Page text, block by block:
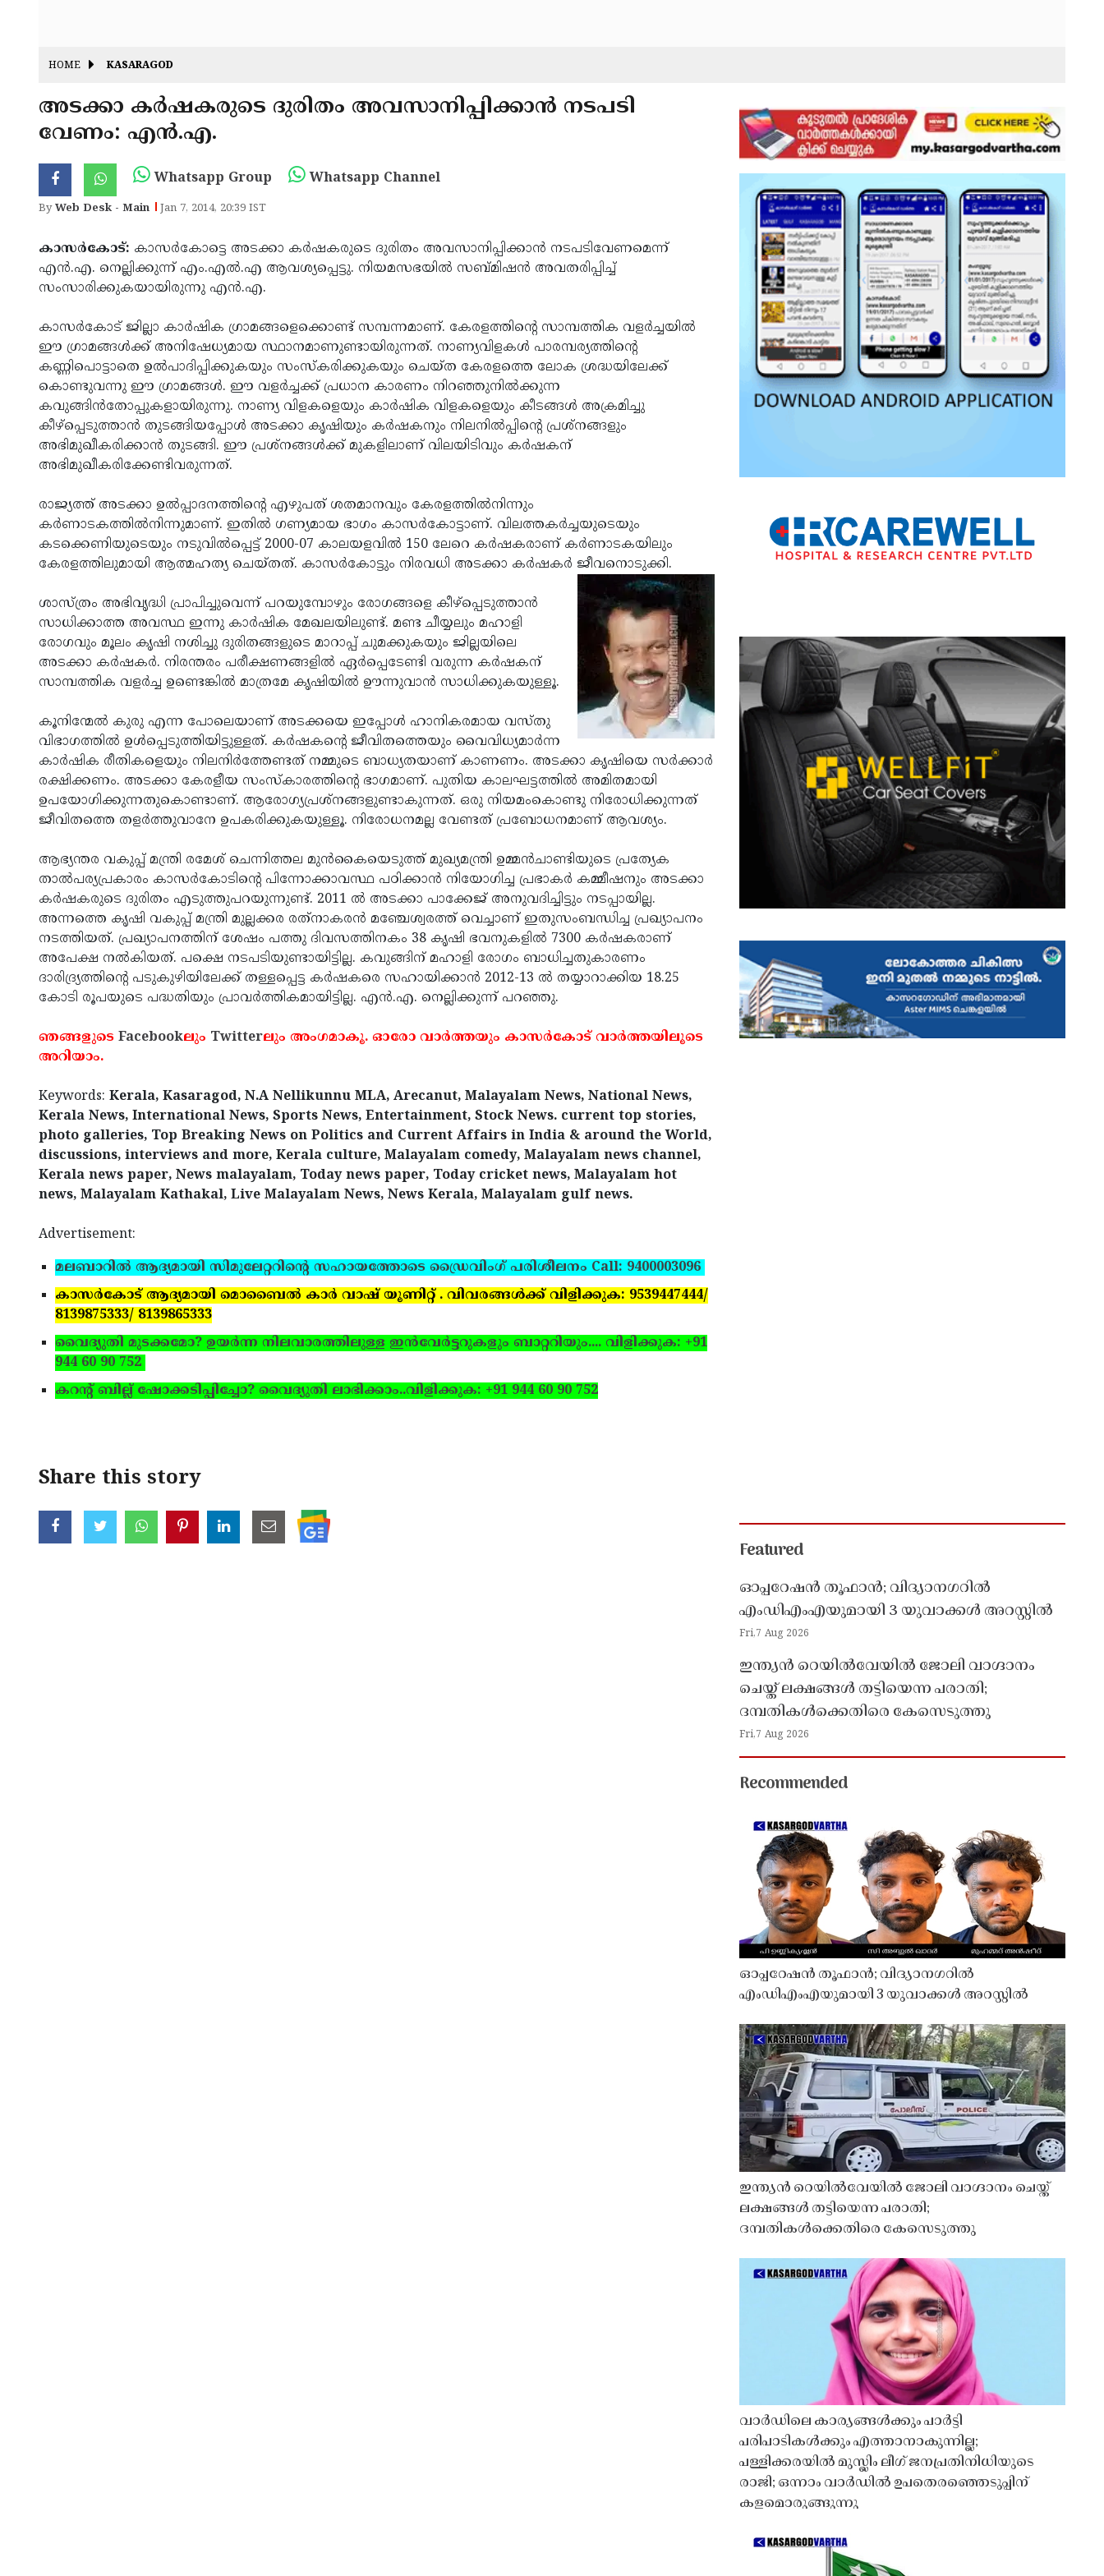
HOME KASARAGOD
അടക്കാ കര്‍ഷകരുടെ ദുരിതം അവസാനിപ്പിക്കാന്‍ നടപടി
വേണം: എന്‍.എ.
Whatsapp Group Whatsapp Channel
ByWeb Desk - Main Jan 7, 2014, 20:39 IST
കാസര്‍കോട്: കാസര്‍കോട്ടെ അടക്കാ കര്‍ഷകരുടെ ദുരിതം അവസാനിപ്പിക്കാന്‍ നടപടിവേണമെന്ന്
എന്‍.എ. നെല്ലിക്കുന്ന് എം.എല്‍.എ ആവശ്യപ്പെട്ടു. നിയമസഭയില്‍ സബ്മിഷന്‍ അവതരിപ്പിച്ച്
സംസാരിക്കുകയായിരുന്നു എന്‍.എ.
കാസര്‍കോട് ജില്ലാ കാര്‍ഷിക ഗ്രാമങ്ങളെക്കൊണ്ട് സമ്പന്നമാണ്. കേരളത്തിന്റെ സാമ്പത്തിക വളര്‍ച്ചയില്‍
ഈ ഗ്രാമങ്ങള്‍ക്ക് അനിഷേധ്യമായ സ്ഥാനമാണുണ്ടായിരുന്നത്. നാണ്യവിളകള്‍ പാരമ്പര്യത്തിന്റെ
കണ്ണിപൊട്ടാതെ ഉല്‍പാദിപ്പിക്കുകയും സംസ്‌കരിക്കുകയും ചെയ്ത കേരളത്തെ ലോക ശ്രദ്ധയിലേക്ക്
കൊണ്ടുവന്നു ഈ ഗ്രാമങ്ങള്‍. ഈ വളര്‍ച്ചക്ക് പ്രധാന കാരണം നിറഞ്ഞുനില്‍ക്കുന്ന
കവുങ്ങിന്‍തോപ്പുകളായിരുന്നു. നാണ്യ വിളകളെയും കാര്‍ഷിക വിളകളെയും കീടങ്ങള്‍ അക്രമിച്ചു
കീഴ്‌പ്പെടുത്താന്‍ തുടങ്ങിയപ്പോള്‍ അടക്കാ കൃഷിയും കര്‍ഷകനും നിലനില്‍പ്പിന്റെ പ്രശ്‌നങ്ങളും
അഭിമുഖീകരിക്കാന്‍ തുടങ്ങി. ഈ പ്രശ്‌നങ്ങള്‍ക്ക് മുകളിലാണ് വിലയിടിവും കര്‍ഷകന്
അഭിമുഖീകരിക്കേണ്ടിവരുന്നത്.
രാജ്യത്ത് അടക്കാ ഉല്‍പ്പാദനത്തിന്റെ എഴുപത് ശതമാനവും കേരളത്തില്‍നിന്നും
കര്‍ണാടകത്തില്‍നിന്നുമാണ്. ഇതില്‍ ഗണ്യമായ ഭാഗം കാസര്‍കോട്ടാണ്. വിലത്തകര്‍ച്ചയുടെയും
കടക്കെണിയുടെയും നടുവില്‍പ്പെട്ട് 2000-07 കാലയളവില്‍ 150 ലേറെ കര്‍ഷകരാണ് കര്‍ണാടകയിലും
കേരളത്തിലുമായി ആത്മഹത്യ ചെയ്തത്. കാസര്‍കോട്ടും നിരവധി അടക്കാ കര്‍ഷകര്‍ ജീവനൊടുക്കി.
ശാസ്ത്രം അഭിവൃദ്ധി പ്രാപിച്ചുവെന്ന് പറയുമ്പോഴും രോഗങ്ങളെ കീഴ്‌പ്പെടുത്താന്‍
സാധിക്കാത്ത അവസ്ഥ ഇന്നു കാര്‍ഷിക മേഖലയിലുണ്ട്. മണ്ട ചീയ്യലും മഹാളി
രോഗവും മൂലം കൃഷി നശിച്ചു ദുരിതങ്ങളുടെ മാറാപ്പ് ചുമക്കുകയും ജില്ലയിലെ
അടക്കാ കര്‍ഷകര്‍. നിരന്തരം പരീക്ഷണങ്ങളില്‍ ഏര്‍പ്പെടേണ്ടി വരുന്ന കര്‍ഷകന്
സാമ്പത്തിക വളര്‍ച്ച ഉണ്ടെങ്കില്‍ മാത്രമേ കൃഷിയില്‍ ഊന്നുവാന്‍ സാധിക്കുകയുള്ളൂ.
കൂനിന്മേല്‍ കുരു എന്ന പോലെയാണ് അടക്കയെ ഇപ്പോള്‍ ഹാനികരമായ വസ്തു
വിഭാഗത്തില്‍ ഉള്‍പ്പെടുത്തിയിട്ടുള്ളത്. കര്‍ഷകന്റെ ജീവിതത്തെയും വൈവിധ്യമാര്‍ന്ന
കാര്‍ഷിക രീതികളെയും നിലനിര്‍ത്തേണ്ടത് നമ്മുടെ ബാധ്യതയാണ് കാണണം. അടക്കാ കൃഷിയെ സര്‍ക്കാര്‍
രക്ഷിക്കണം. അടക്കാ കേരളീയ സംസ്‌കാരത്തിന്റെ ഭാഗമാണ്. പുതിയ കാലഘട്ടത്തില്‍ അമിതമായി
ഉപയോഗിക്കുന്നതുകൊണ്ടാണ്. ആരോഗ്യപ്രശ്‌നങ്ങളുണ്ടാകുന്നത്. ഒരു നിയമംകൊണ്ടു നിരോധിക്കുന്നത്
ജീവിതത്തെ തളര്‍ത്തുവാനേ ഉപകരിക്കുകയുള്ളൂ. നിരോധനമല്ല വേണ്ടത് പ്രബോധനമാണ് ആവശ്യം.
ആഭ്യന്തര വകുപ്പ് മന്ത്രി രമേശ് ചെന്നിത്തല മുന്‍കൈയെടുത്ത് മുഖ്യമന്ത്രി ഉമ്മന്‍ചാണ്ടിയുടെ പ്രത്യേക
താല്‍പര്യപ്രകാരം കാസര്‍കോടിന്റെ പിന്നോക്കാവസ്ഥ പഠിക്കാന്‍ നിയോഗിച്ച പ്രഭാകര്‍ കമ്മീഷനും അടക്കാ
കര്‍ഷകരുടെ ദുരിതം എടുത്തുപറയുന്നുണ്ട്. 2011 ല്‍ അടക്കാ പാക്കേജ് അനുവദിച്ചിട്ടും നടപ്പായില്ല.
അന്നത്തെ കൃഷി വകുപ്പ് മന്ത്രി മുല്ലക്കര രത്‌നാകരന്‍ മഞ്ചേശ്വരത്ത് വെച്ചാണ് ഇതുസംബന്ധിച്ച പ്രഖ്യാപനം
നടത്തിയത്. പ്രഖ്യാപനത്തിന് ശേഷം പത്തു ദിവസത്തിനകം 38 കൃഷി ഭവനുകളില്‍ 7300 കര്‍ഷകരാണ്
അപേക്ഷ നല്‍കിയത്. പക്ഷെ നടപടിയുണ്ടായിട്ടില്ല. കവുങ്ങിന് മഹാളി രോഗം ബാധിച്ചതുകാരണം
ദാരിദ്ര്യത്തിന്റെ പടുകുഴിയിലേക്ക് തള്ളപ്പെട്ട കര്‍ഷകരെ സഹായിക്കാന്‍ 2012-13 ല്‍ തയ്യാറാക്കിയ 18.25
കോടി രൂപയുടെ പദ്ധതിയും പ്രാവര്‍ത്തികമായിട്ടില്ല. എന്‍.എ. നെല്ലിക്കുന്ന് പറഞ്ഞു.
ഞങ്ങളുടെ Facebookലും Twitterലും അംഗമാകൂ. ഓരോ വാര്‍ത്തയും കാസര്‍കോട് വാര്‍ത്തയിലൂടെ
അറിയാം.
Keywords: Kerala, Kasaragod, N.A Nellikunnu MLA, Arecanut, Malayalam News, National News,
Kerala News, International News, Sports News, Entertainment, Stock News. current top stories,
photo galleries, Top Breaking News on Politics and Current Affairs in India & around the World,
discussions, interviews and more, Kerala culture, Malayalam comedy, Malayalam news channel,
Kerala news paper, News malayalam, Today news paper, Today cricket news, Malayalam hot
news, Malayalam Kathakal, Live Malayalam News, News Kerala, Malayalam gulf news.
Advertisement:
മലബാറില്‍ ആദ്യമായി സിമുലേറ്ററിന്റെ സഹായത്തോടെ ഡ്രൈവിംഗ് പരിശീലനം Call: 9400003096
കാസര്‍കോട് ആദ്യമായി മൊബൈല്‍ കാര്‍ വാഷ് യൂണിറ്റ് . വിവരങ്ങള്‍ക്ക് വിളിക്കുക: 9539447444/
8139875333/ 8139865333
വൈദ്യുതി മുടക്കമോ? ഉയര്‍ന്ന നിലവാരത്തിലുള്ള ഇന്‍വേര്‍ട്ടറുകളും ബാറ്ററിയും.... വിളിക്കുക: +91
944 60 90 752
കറന്റ് ബില്ല് ഷോക്കടിപ്പിച്ചോ? വൈദ്യുതി ലാഭിക്കാം..വിളിക്കുക: +91 944 60 90 752
Share this story
Featured
ഓപ്പറേഷൻ തൂഫാൻ; വിദ്യാനഗറിൽ
എംഡിഎംഎയുമായി 3 യുവാക്കൾ അറസ്റ്റിൽ
Fri,7 Aug 2026
ഇന്ത്യൻ റെയിൽവേയിൽ ജോലി വാഗ്ദാനം
ചെയ്ത് ലക്ഷങ്ങൾ തട്ടിയെന്ന പരാതി;
ദമ്പതികൾക്കെതിരെ കേസെടുത്തു
Fri,7 Aug 2026
Recommended
ഓപ്പറേഷൻ തൂഫാൻ; വിദ്യാനഗറിൽ
എംഡിഎംഎയുമായി 3 യുവാക്കൾ അറസ്റ്റിൽ
ഇന്ത്യൻ റെയിൽവേയിൽ ജോലി വാഗ്ദാനം ചെയ്ത്
ലക്ഷങ്ങൾ തട്ടിയെന്ന പരാതി;
ദമ്പതികൾക്കെതിരെ കേസെടുത്തു
വാർഡിലെ കാര്യങ്ങൾക്കും പാർട്ടി
പരിപാടികൾക്കും എത്താനാകുന്നില്ല;
പള്ളിക്കരയിൽ മുസ്ലിം ലീഗ് ജനപ്രതിനിധിയുടെ
രാജി; ഒന്നാം വാർഡിൽ ഉപതെരഞ്ഞെടുപ്പിന്
കളമൊരുങ്ങുന്നു